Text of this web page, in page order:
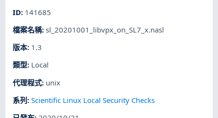
ID: 141685
檔案名稱:sl_20201001_libvpx_on_SL7_x.nasl
版本: 1.3
類型: Local
代理程式: unix
系列 :Scientific Linux Local Security Checks